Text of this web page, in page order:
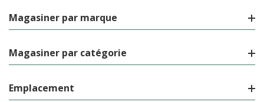
Magasiner par marque
Magasiner par catégorie
Emplacement